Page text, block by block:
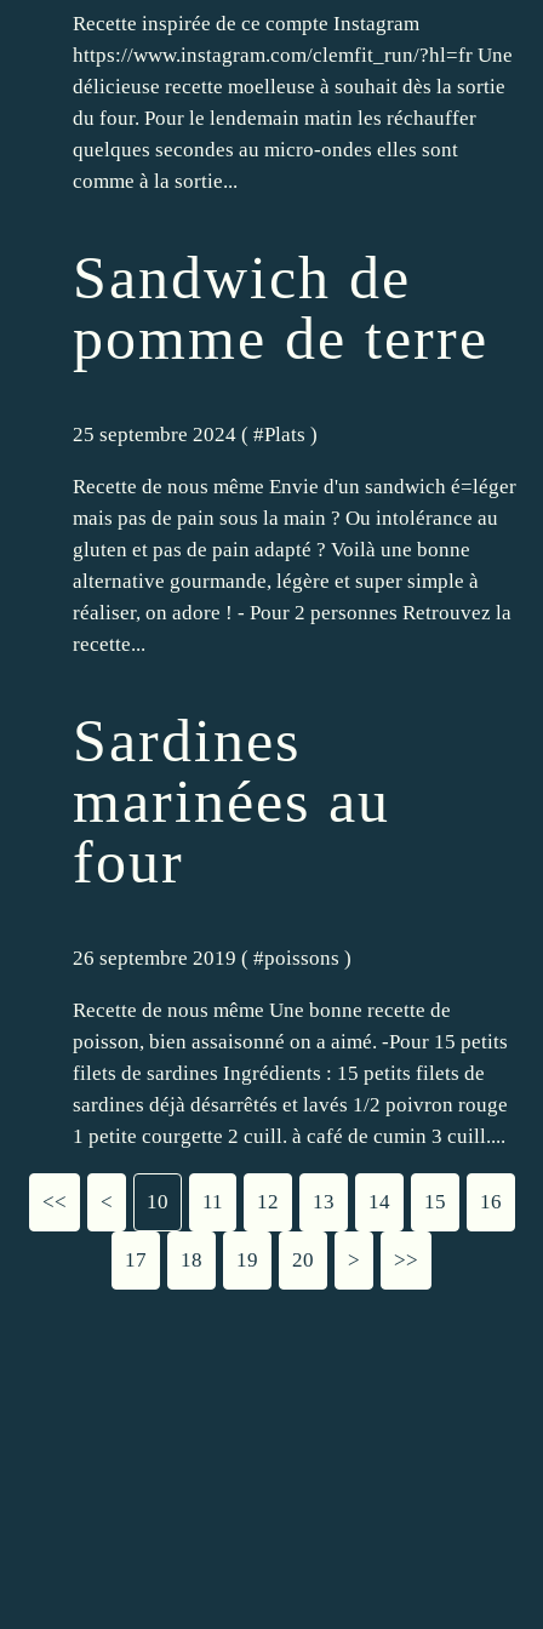
Recette inspirée de ce compte Instagram
https://www.instagram.com/clemfit_run/?hl=fr Une
délicieuse recette moelleuse à souhait dès la sortie
du four. Pour le lendemain matin les réchauffer
quelques secondes au micro-ondes elles sont
comme à la sortie...
Sandwich de
pomme de terre
25 septembre 2024 ( #Plats )
Recette de nous même Envie d'un sandwich é=léger
mais pas de pain sous la main ? Ou intolérance au
gluten et pas de pain adapté ? Voilà une bonne
alternative gourmande, légère et super simple à
réaliser, on adore ! - Pour 2 personnes Retrouvez la
recette...
Sardines
marinées au
four
26 septembre 2019 ( #poissons )
Recette de nous même Une bonne recette de
poisson, bien assaisonné on a aimé. -Pour 15 petits
filets de sardines Ingrédients : 15 petits filets de
sardines déjà désarrêtés et lavés 1/2 poivron rouge
1 petite courgette 2 cuill. à café de cumin 3 cuill....
<< < 10 11 12 13 14 15 16
17 18 19 20 30
> >>